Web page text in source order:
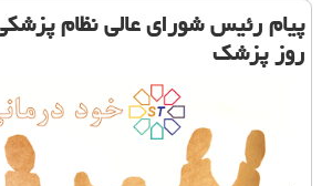
پیام رئیس شورای عالی نظام
روز پزشك